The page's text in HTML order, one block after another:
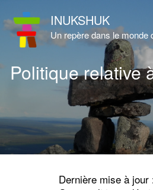
INUKSHUK
Un repère dans le monde
Politique relative
Dernière mise à jour